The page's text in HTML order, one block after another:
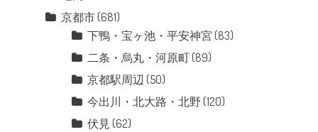
京都市(681)
下鴨・宝ヶ池・平安神宮 (83)
二条・烏丸・河原町(89)
京都駅周辺 (50)
今出川・北大路・北野 (120)
伏見 (62)